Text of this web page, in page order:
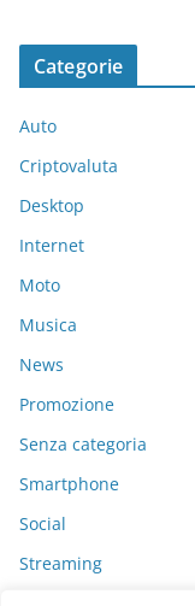
Categorie
Auto
Criptovaluta
Desktop
Internet
Moto
Musica
News
Promozione
Senza categoria
Smartphone
Social
Streaming